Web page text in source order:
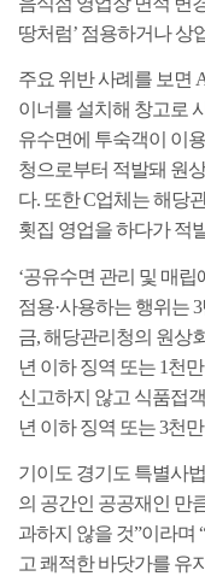
땅처럼’ 점용하거나 상
주요 위반 사례를 보면
이너를 설치 해 창고로
유수면에 투숙객이 이
청으로부터 적발돼 원
다. 또한C업체는 해당
횟집 영업을 하다가 적
‘공유수면 관리 및 매립
점용·사용하는 행위는3
금,해당관리청의 원상
년 이하 징역 또는 1천
신고하지 않고 식품접
년 이하 징역 또는3천
기이도 경기도 특별사
의 공간인 공공재인 만
과하지 않을 것”이 라며 “
고 쾌적한 바닷가를 유